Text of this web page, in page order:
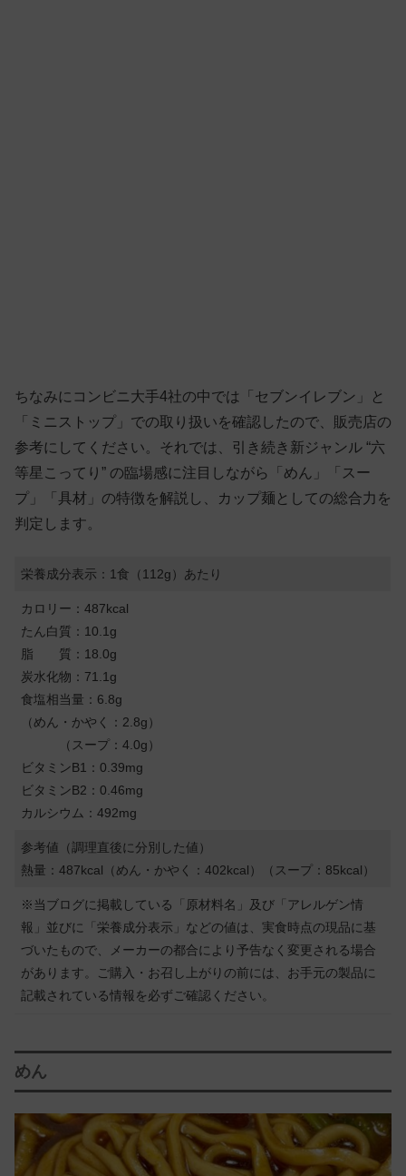
ちなみにコンビニ大手4社の中では「セブンイレブン」と
「ミニストップ」での取り扱いを確認したので、販売店の
参考にしてください。それでは、引き続き新ジャンル “六
等星こってり” の臨場感に注目しながら「めん」「スー
プ」「具材」の特徴を解説し、カップ麺としての総合力を
判定します。
栄養成分表示：1食（112g）あたり
カロリー：487kcal
たん白質：10.1g
脂 質：18.0g
炭水化物：71.1g
食塩相当量：6.8g
（めん・かやく：2.8g）
（スープ：4.0g）
ビタミンB1：0.39mg
ビタミンB2：0.46mg
カルシウム：492mg
参考値（調理直後に分別した値）
熱量：487kcal（めん・かやく：402kcal）（スープ：85kcal）
※当ブログに掲載している「原材料名」及び「アレルゲン情
報」並びに「栄養成分表示」などの値は、実食時点の現品に基
づいたもので、メーカーの都合により予告なく変更される場合
があります。ご購入・お召し上がりの前には、お手元の製品に
記載されている情報を必ずご確認ください。
めん